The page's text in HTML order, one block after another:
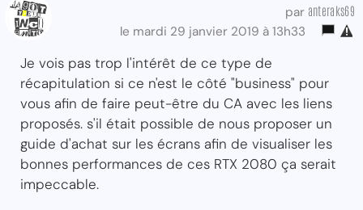
par anteraks69
le mardi 29 janvier 2019 à 13h33
Je vois pas trop l'intérêt de ce type de
récapitulation si ce n'est le côté "business" pour
vous afin de faire peut-être du CA avec les liens
proposés. s'il était possible de nous proposer un
guide d'achat sur les écrans afin de visualiser les
bonnes performances de ces RTX 2080 ça serait
impeccable.